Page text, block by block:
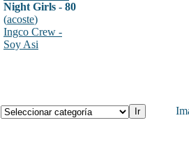
Night Girls - 80
(acoste)
Ingco Crew -
Soy Asi